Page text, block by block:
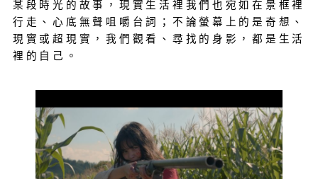
某段時光的故事，現實生活裡我們也宛如在景框裡
行走、心底無聲咀嚼台詞；不論螢幕上的是奇想、
現實或超現實，我們觀看、尋找的身影，都是生活
裡的自己。